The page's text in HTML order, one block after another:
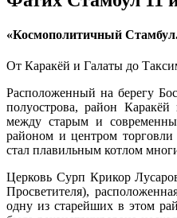
«Космополитичный
От Каракёй и Галаты до
Расположенный на берегу
полуострова, район
между старым и
районом и центром
стал плавильным котлом
Церковь Сурп Крикор
Просветителя),
одну из старейших в этом